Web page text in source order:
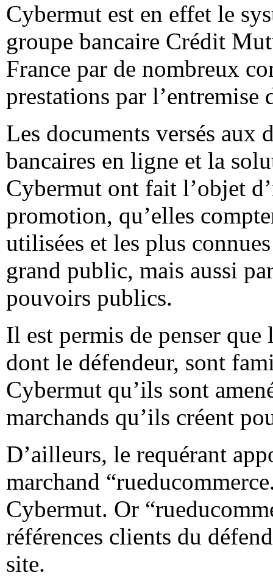
Cybermut est en effet le
groupe bancaire Crédit
France par de nombreux
prestations par l’entremise
Les documents versés aux
bancaires en ligne et la
Cybermut ont fait l’objet
promotion, qu’elles
utilisées et les plus
grand public, mais aussi
pouvoirs publics.
Il est permis de penser que
dont le défendeur, sont
Cybermut qu’ils sont
marchands qu’ils créent
D’ailleurs, le requérant
marchand
Cybermut. Or
références clients du
site.